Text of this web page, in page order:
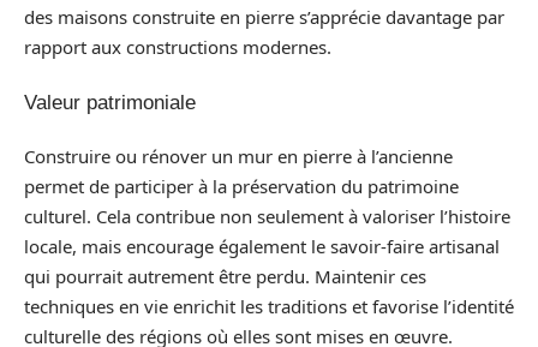
des maisons construite en pierre s’apprécie davantage par
rapport aux constructions modernes.
Valeur patrimoniale
Construire ou rénover un mur en pierre à l’ancienne
permet de participer à la préservation du patrimoine
culturel. Cela contribue non seulement à valoriser l’histoire
locale, mais encourage également le savoir-faire artisanal
qui pourrait autrement être perdu. Maintenir ces
techniques en vie enrichit les traditions et favorise l’identité
culturelle des régions où elles sont mises en œuvre.